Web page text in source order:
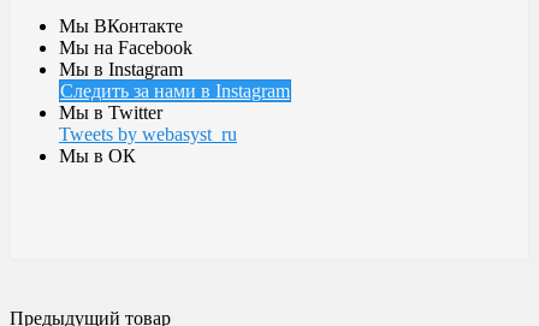
Мы ВКонтакте
Мы на Facebook
Мы в Instagram
Следить за нами в Instagram
Мы в Twitter
Tweets by webasyst_ru
Мы в ОК
Предыдущий товар